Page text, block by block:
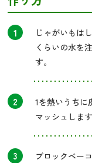
1
じゃがいもは
くらいの水を
す。
2
1を熱いうちに
マッシュします
3
ブロックベー